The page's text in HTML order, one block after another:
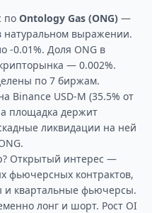
по Ontology Gas (ONG) —
натуральном выражении.
-0.01%. Доля ONG в
— 0.002%.
по 7 биржам.
Binance USD-M (35.5% от
площадка держит
ликвидации на ней
Открытый интерес —
фьючерсных контрактов,
и квартальные фьючерсы.
лонг и шорт. Рост OI